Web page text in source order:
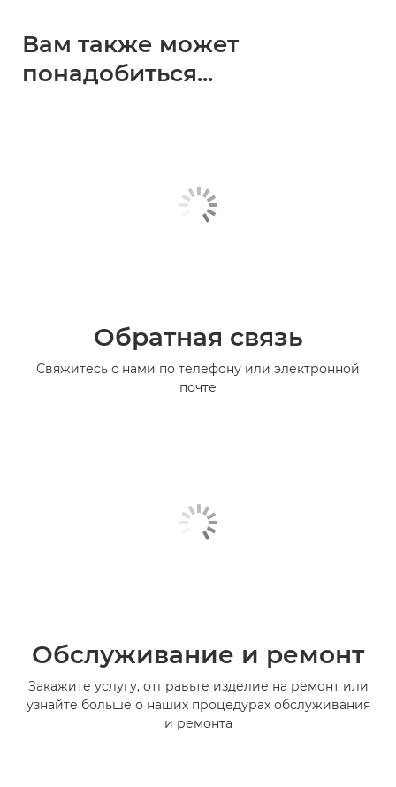
Вам также может
понадобиться...
Обратная связь
Свяжитесь с нами по телефону или электронной
почте
Обслуживание и ремонт
Закажите услугу, отправьте изделие на ремонт или
узнайте больше о наших процедурах обслуживания
и ремонта